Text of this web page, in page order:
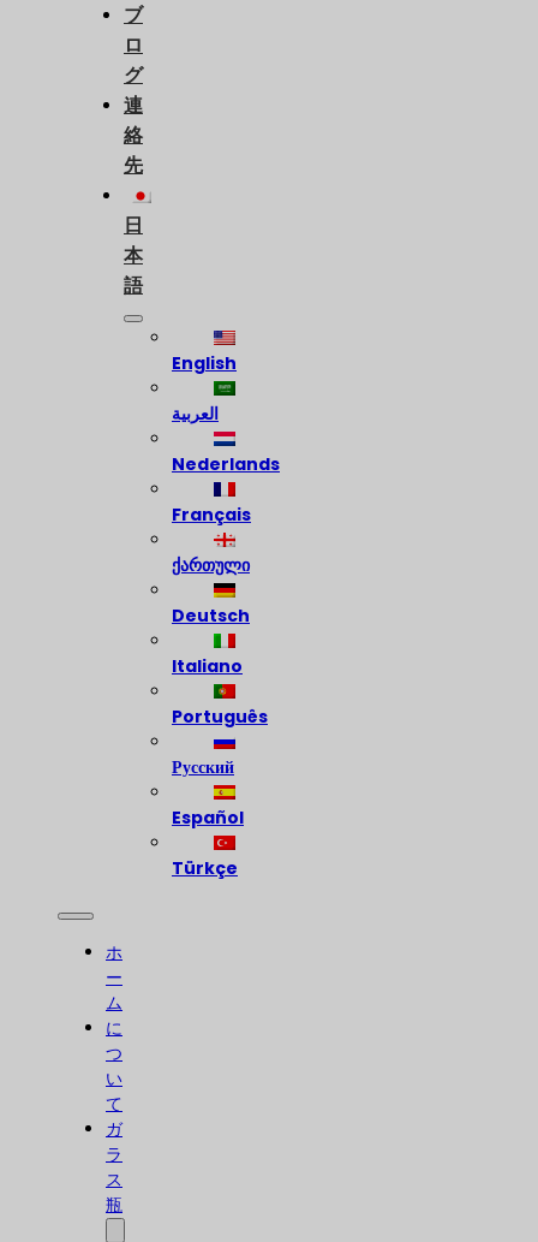
ブ
ロ
グ
連
絡
先
日
本
語
English
العربية
Nederlands
Français
ქართული
Deutsch
Italiano
Português
Русский
Español
Türkçe
ホ
ー
ム
に
つ
い
て
ガ
ラ
ス
瓶